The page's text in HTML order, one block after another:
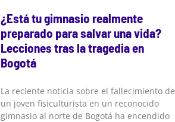
¿Está tu gimnasio realmente
preparado para salvar una vida?
Lecciones tras la tragedia en
Bogotá
La reciente noticia sobre el fallecimiento de
un joven fisiculturista en un reconocido
gimnasio al norte de Bogotá ha encendido